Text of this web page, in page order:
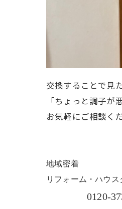
交換することで見
「ちょっと調子が
お気軽にご相談く
地域密着
リフォーム・ハウ
0120-